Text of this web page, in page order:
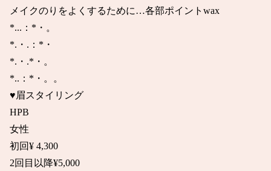
メイクのりをよくするために…各部ポイントwax
*...：*・。
*.・.：*・
*.・.*・。
*..：*・。。
♥眉スタイリング
HPB
女性
初回¥ 4,300
2回目以降¥5,000